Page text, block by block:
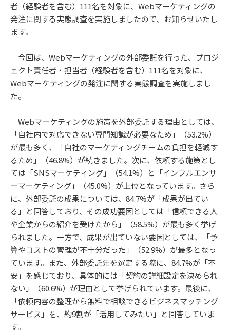
者（経験者を含む）111名を対象に、Webマーケティングの
発注に関する実態調査を実施しましたので、お知らせいたし
ます。
今回は、Webマーケティングの外部委託を行った、プロジ
ェクト責任者・担当者（経験者を含む）111名を対象に、
Webマーケティングの発注に関する実態調査を実施しまし
た。
Webマーケティングの施策を外部委託する理由としては、
「自社内で対応できない専門知識が必要なため」（53.2%）
が最も多く、「自社のマーケティングチームの負担を軽減す
るため」（46.8%）が続きました。次に、依頼する施策とし
ては「SNSマーケティング」（54.1%）と「インフルエンサ
ーマーケティング」（45.0%）が上位となっています。さら
に、外部委託の成果については、84.7%が「成果が出てい
る」と回答しており、その成功要因としては「信頼できる人
や企業からの紹介を受けたから」（58.5%）が最も多く挙げ
られました。一方で、成果が出ていない要因としては、「予
算やコストの管理が不十分だった」（52.9%）が最多となっ
ています。また、外部委託先を選定する際に、84.7%が「不
安」を感じており、具体的には「契約の詳細設定を決められ
ない」（60.6%）が理由として挙げられています。最後に、
「依頼内容の整理から無料で相談できるビジネスマッチング
サービス」を、約9割が「活用してみたい」と回答していま
す。